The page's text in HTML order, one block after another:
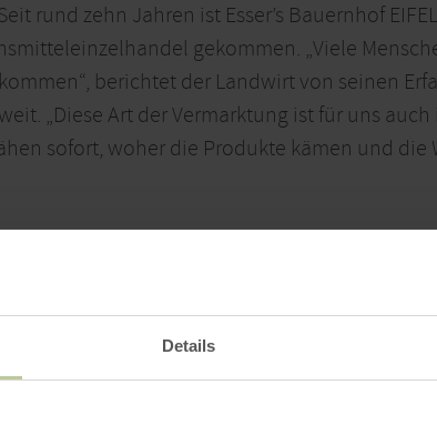
Details
rund zehn Jahren ist Esser’s Bauernhof
gekommen. „Viele
berichtet der Landwirt von seinen
„Diese Art der Vermarktung ist für uns
sofort, woher die Produkte kämen und